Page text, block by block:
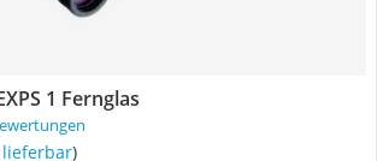
1 Fernglas
lieferbar)